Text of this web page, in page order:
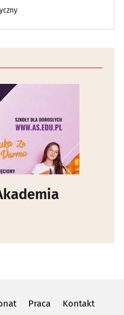
Praca Kontakt